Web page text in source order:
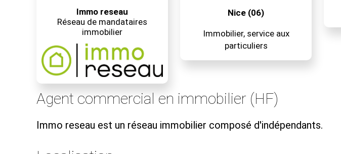
Immo reseau
Réseau de mandataires
immobilier
Nice (06)
Immobilier, service aux
particuliers
Agent commercial en immobilier (HF)
Immo reseau est un réseau immobilier composé d'indépendants.